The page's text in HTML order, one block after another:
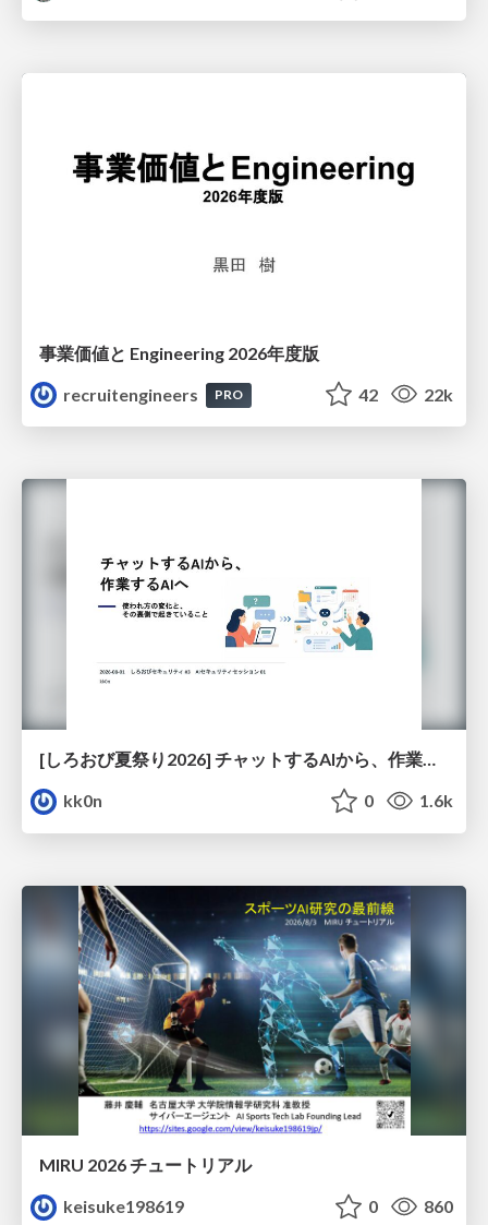
事業価値と Engineering 2026年度版
recruitengineers
PRO 42 22k
[しろおび夏祭り2026] チャットするAIから、作業するAIへ - 使われ方の変化と、その裏側で起きていること
kk0n
0 1.6k
MIRU 2026 チュートリアル
keisuke198619
0 860